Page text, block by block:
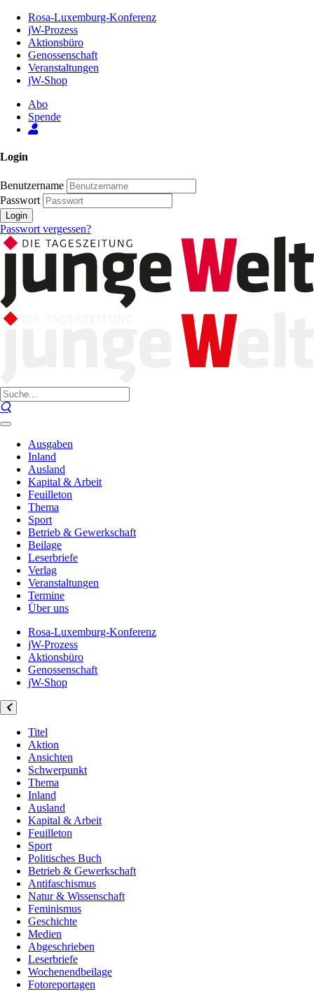
Inhalt
Seite
Rosa-Luxemburg-Konferenz
jW-Prozess
Aktionsbüro
Genossenschaft
Veranstaltungen
jW-Shop
Abo
Spende
Login
Benutzername
Passwort
Login
Passwort vergessen?
Ausgaben
Inland
Ausland
Kapital & Arbeit
Feuilleton
Thema
Sport
Betrieb & Gewerkschaft
Beilage
Leserbriefe
Verlag
Veranstaltungen
Termine
Über uns
Rosa-Luxemburg-Konferenz
jW-Prozess
Aktionsbüro
Genossenschaft
jW-Shop
Titel
Aktion
Ansichten
Schwerpunkt
Thema
Inland
Ausland
Kapital & Arbeit
Feuilleton
Sport
Politisches Buch
Betrieb & Gewerkschaft
Antifaschismus
Natur & Wissenschaft
Feminismus
Geschichte
Medien
Abgeschrieben
Leserbriefe
Wochenendbeilage
Fotoreportagen